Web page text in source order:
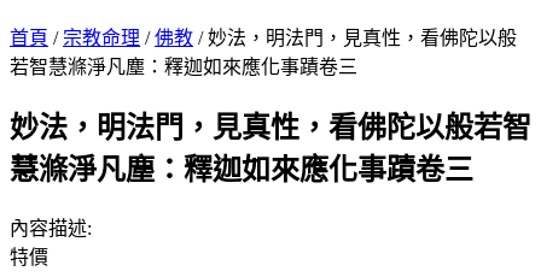
首頁 / 宗教命理 /佛教 / 妙法，明法門，見真性，看佛陀以般
若智慧滌淨凡塵：釋迦如來應化事蹟卷三
妙法，明法門，見真性，看佛陀以般若智
慧滌淨凡塵：釋迦如來應化事蹟卷三
內容描述:
特價